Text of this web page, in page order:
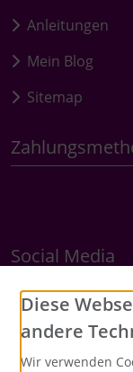
Anleitungen
Mein Blog
Sitemap
Social Media
Diese
andere
Wir verwenden